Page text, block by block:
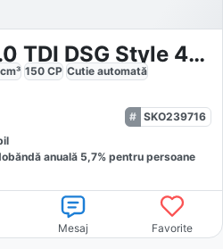
Skoda Kodiaq 2.0 TDI DSG Style 4x4
cm³ 150 CP Cutie automată
SKO239716
anuală 5,7% pentru persoane
Mesaj Favorite